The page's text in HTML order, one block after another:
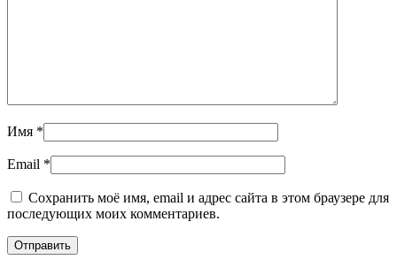
Имя *
Email *
Сохранить моё имя, email и адрес сайта в этом браузере для
последующих моих комментариев.